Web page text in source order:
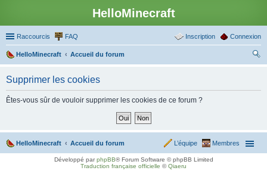
HelloMinecraft
Raccourcis FAQ Connexion
Inscription
HelloMinecraft
Accueil du forum
Supprimer les cookies
Êtes-vous sûr de vouloir supprimer les cookies de ce forum ?
HelloMinecraft Accueil du forum Membres
L’équipe
Développé parphpBB® Forum Software © phpBB Limited
Traduction française officielle ©Qiaeru